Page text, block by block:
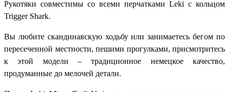
Рукотяки совместимы со всеми перчатками Leki с кольцом
Trigger Shark.
Вы любите скандинавскую ходьбу или занимаетесь бегом по
пересеченной местности, пешими прогулками, присмотритесь
к этой модели – традиционное немецкое качество,
продуманные до мелочей детали.